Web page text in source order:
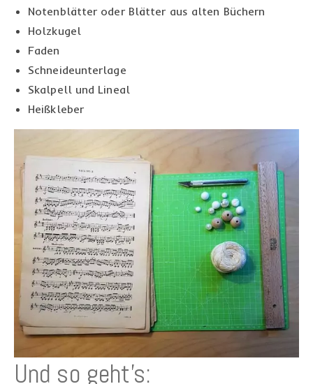
Notenblätter oder Blätter aus alten Büchern
Holzkugel
Faden
Schneideunterlage
Skalpell und Lineal
Heißkleber
Und so geht’s: